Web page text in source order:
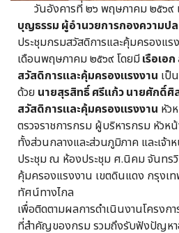
วันอังคารที่ ๒๖ พฤษภาคม ๒๕๖๙
บุญธรรม ผู้อำนวยการกองความป
ประชุมกรมสวัสดิการและคุ้มครองแ
เดือนพฤษภาคม ๒๕๖๙ โดยมีเรือเอ
สวัสดิการและคุ้มครองแรงงาน เป็
ด้วย นายสุรสิทธิ์ ศรีแก้ว นายศักดิ์
สวัสดิการและคุ้มครองแรงงาน หัว
ตรวจราชการกรม ผู้บริหารกรม หัวห
ทั้งส่วนกลางและส่วนภูมิภาค และเจ้า
ประชุม ณ ห้องประชุม ศ.นิคม จันทร
คุ้มครองแรงงาน เขตดินแดง กรุงเ
ทัศน์ทางไกล
เพื่อติดตามผลการดำเนินงานโครงก
ที่สำคัญของกรม รวมถึงรับฟังปัญหา